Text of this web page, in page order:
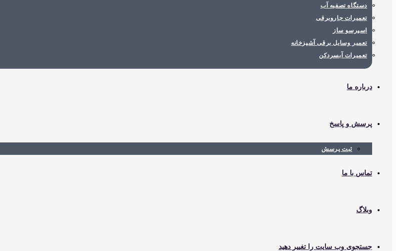
دستگاه تصفیه آب
تعمیرات جاروبرقی
اسپرسو ساز
تعمیر وسایل برقی آشپزخانه
تعمیرات آبسردکن
درباره ما
پرسش و پاسخ
ثبت پرسش
تماس با ما
وبلاگ
جستجوی وب سایت را تغییر دهید